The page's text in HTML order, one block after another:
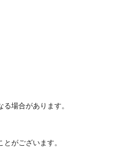
場合があります。
がございます。